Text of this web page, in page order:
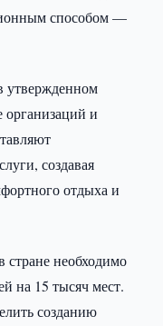
способом —
утвержденном
организаций и
создавая
отдыха и
стране необходимо
на 15 тысяч мест.
созданию